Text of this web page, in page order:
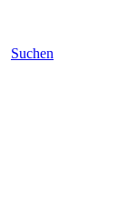
Suchen